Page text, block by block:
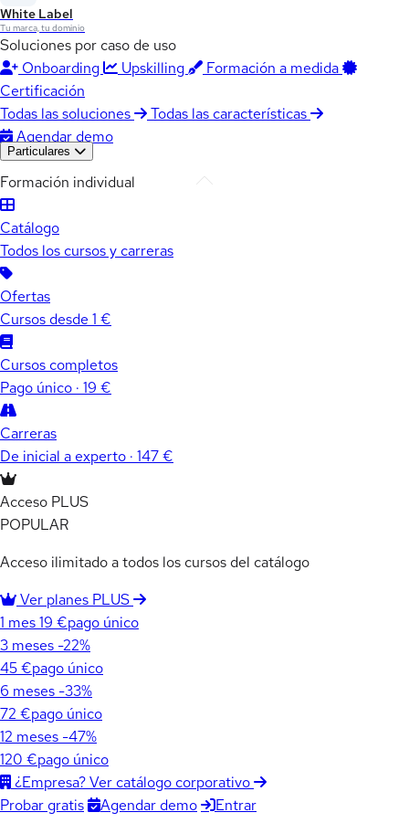
White Label
Tu marca, tu dominio
Soluciones por caso de uso
Onboarding
Upskilling
Formación a medida
Certificación
Todas las soluciones
Todas las características
Agendar demo
Particulares
Formación individual
Catálogo
Todos los cursos y carreras
Ofertas
Cursos desde 1 €
Cursos completos
Pago único · 19 €
Carreras
De inicial a experto · 147 €
Acceso PLUS
POPULAR
Acceso ilimitado a todos los cursos del catálogo
Ver planes PLUS
1 mes19 €pago único
3 meses -22%
45 €pago único
6 meses -33%
72 €pago único
12 meses -47%
120 €pago único
¿Empresa? Ver catálogo corporativo
Probar gratis
Agendar demo Entrar